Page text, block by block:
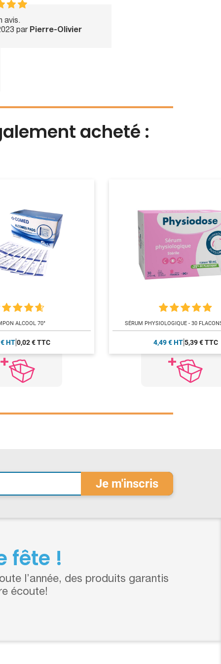
avis.
par Pierre-Olivier
acheté :
ALCOOL 70°
HT 0,02 € TTC
SÉRUM PHYSIOLOGIQUE - 30
4,49 € HT 5,39 € TTC
fête !
l’année, des produits garantis
écoute!